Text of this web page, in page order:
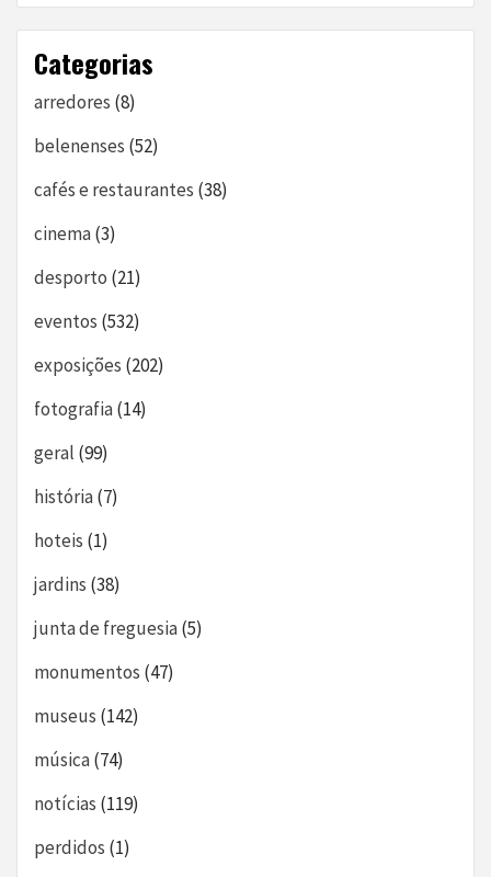
Categorias
arredores (8)
belenenses (52)
cafés e restaurantes (38)
cinema(3)
desporto (21)
eventos (532)
exposições (202)
fotografia(14)
geral (99)
história(7)
hoteis (1)
jardins (38)
junta de freguesia(5)
monumentos (47)
museus (142)
música(74)
notícias (119)
perdidos (1)